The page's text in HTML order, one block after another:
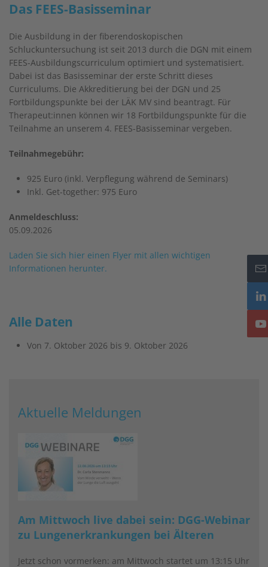
Das FEES-Basisseminar
Die Ausbildung in der fiberendoskopischen
Schluckuntersuchung ist seit 2013 durch die DGN mit einem
FEES-Ausbildungscurriculum optimiert und systematisiert.
Dabei ist das Basisseminar der erste Schritt dieses
Curriculums. Die Akkreditierung bei der DGN und 25
Fortbildungspunkte bei der LÄK MV sind beantragt. Für
Therapeut:innen können wir 18 Fortbildungspunkte für die
Teilnahme an unserem 4. FEES-Basisseminar vergeben.
Teilnahmegebühr:
925 Euro (inkl. Verpflegung während de Seminars)
Inkl. Get-together: 975 Euro
Anmeldeschluss:
05.09.2026
Laden Sie sich hier einen Flyer mit allen wichtigen
Informationen herunter.
Alle Daten
Von 7. Oktober 2026 bis 9. Oktober 2026
Aktuelle Meldungen
Am Mittwoch live dabei sein: DGG-Webinar
zu Lungenerkrankungen bei Älteren
Jetzt schon vormerken: am Mittwoch startet um 13:15 Uhr